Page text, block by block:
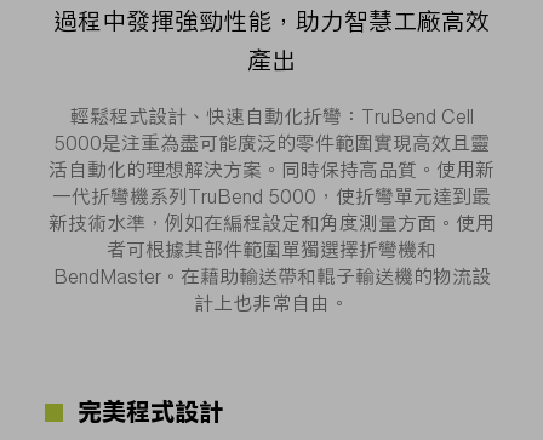
過程中發揮強勁性能，助力智慧工廠高效
產出
輕鬆程式設計、快速自動化折彎：TruBend Cell
5000是注重為盡可能廣泛的零件範圍實現高效且靈
活自動化的理想解決方案。同時保持高品質。使用新
一代折彎機系列TruBend 5000，使折彎單元達到最
新技術水準，例如在編程設定和角度測量方面。使用
者可根據其部件範圍單獨選擇折彎機和
BendMaster。在藉助輸送帶和輥子輸送機的物流設
計上也非常自由。
完美程式設計